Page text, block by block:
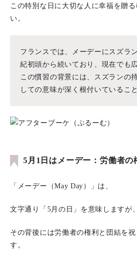
この特別な日に大切な人に幸福を贈
い。
フランスでは、メーデーにスズラ
紀初頭から続いており、現在でも
この慣習の背景には、スズランの
しての意味が深く根付いているこ
5月1日はメーデー：労働者の
「メーデー（May Day）」は、
文字通り「5月の日」を意味しますが、
その背後には労働者の権利と団結を
す。